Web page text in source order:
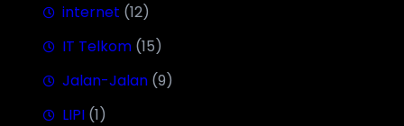
internet (12)
IT Telkom (15)
Jalan-Jalan (9)
LIPI (1)